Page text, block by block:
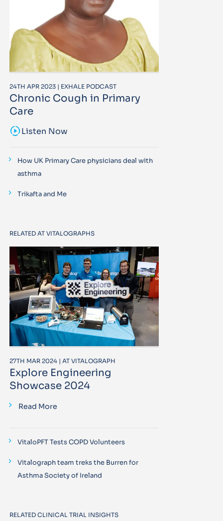
24TH APR 2023 | EXHALE PODCAST
Chronic Cough in Primary
Care
sound_samplerListen Now
How UK Primary Care physicians deal with
asthma
Trikafta and Me
RELATED AT VITALOGRAPHS
27TH MAR 2024 | AT VITALOGRAPH
Explore Engineering
Showcase 2024
Read More
VitaloPFT Tests COPD Volunteers
Vitalograph team treks the Burren for
Asthma Society of Ireland
RELATED CLINICAL TRIAL INSIGHTS